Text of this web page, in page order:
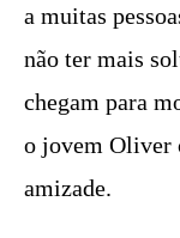
a muitas
não ter mais
chegam para
o jovem Oliver
amizade.